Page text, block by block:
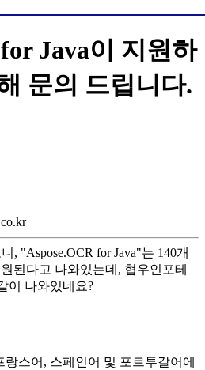
Java이 지원하
문의 드립니다.
, "Aspose.OCR for Java"는 140개
된다고 나와있는데, 협우인포테
이 나와있네요?
스어, 스페인어 및 포르투갈어에